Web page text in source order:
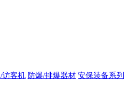
访客机 防爆/排爆器材 安保装备系列